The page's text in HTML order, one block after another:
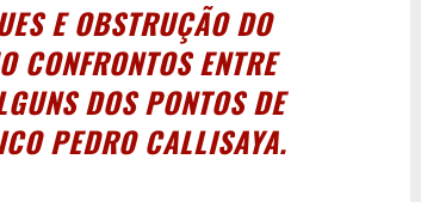
E OBSTRUÇÃO DO
ENTRE
DOS PONTOS DE
PEDRO CALLISAYA.